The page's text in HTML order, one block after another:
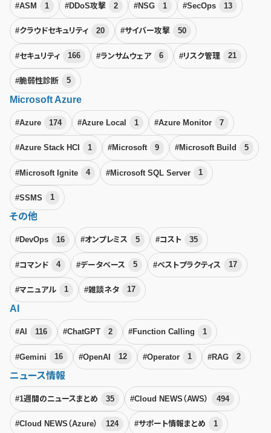
#ASM 1 #DDoS攻撃 2 #NSG 1 #SecOps 13
#クラウドセキュリティ 20 #サイバー攻撃 50
#セキュリティ 166 #ランサムウェア 6 #リスク管理 21
#脆弱性診断 5
Microsoft Azure
#Azure 174 #Azure Local 1 #Azure Monitor 7
#Azure Stack HCI 1 #Microsoft 9 #Microsoft Build 5
#Microsoft Ignite 4 #Microsoft SQL Server 1
#SSMS 1
その他
#DevOps 16 #オンプレミス 5 #コスト 35
#コマンド 4 #データベース 5 #ベストプラクティス 17
#マニュアル 1 #雑談ネタ 17
AI
#AI 116 #ChatGPT 2 #Function Calling 1
#Gemini 16 #OpenAI 12 #Operator 1 #RAG 2
ニュース情報
#1週間のニュースまとめ 35 #Cloud NEWS（AWS） 494
#Cloud NEWS（Azure） 124 #サポート情報まとめ 1